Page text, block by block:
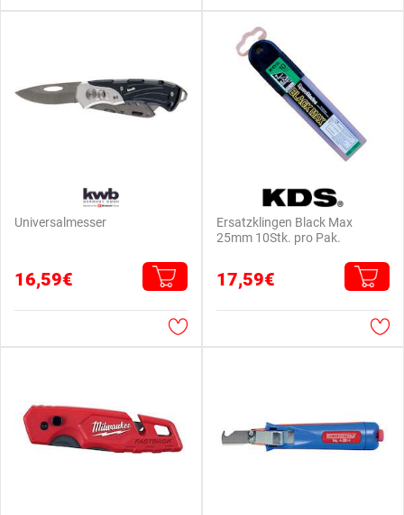
Universalmesser
16,59€
Ersatzklingen Black Max
25mm 10Stk. pro Pak.
17,59€